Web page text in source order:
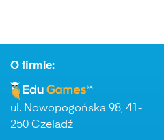
O firmie:
ul. Nowopogońska 98, 41-
250 Czeladź